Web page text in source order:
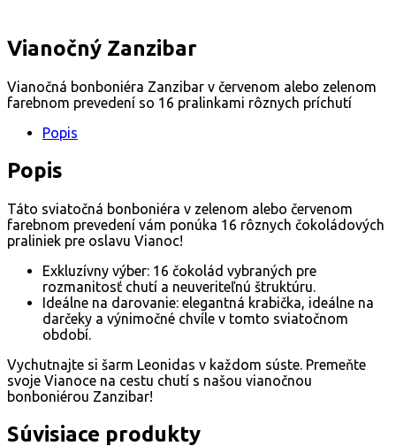
Vianočný Zanzibar
Vianočná bonboniéra Zanzibar v červenom alebo zelenom
farebnom prevedení so 16 pralinkami rôznych príchutí
Popis
Popis
Táto sviatočná bonboniéra v zelenom alebo červenom
farebnom prevedení vám ponúka 16 rôznych čokoládových
praliniek pre oslavu Vianoc!
Exkluzívny výber: 16 čokolád vybraných pre
rozmanitosť chutí a neuveriteľnú štruktúru.
Ideálne na darovanie: elegantná krabička, ideálne na
darčeky a výnimočné chvíle v tomto sviatočnom
období.
Vychutnajte si šarm Leonidas v každom súste. Premeňte
svoje Vianoce na cestu chutí s našou vianočnou
bonboniérou Zanzibar!
Súvisiace produkty